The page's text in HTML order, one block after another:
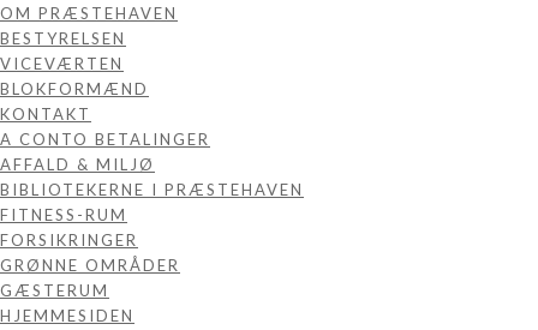
OM PRÆSTEHAVEN
BESTYRELSEN
VICEVÆRTEN
BLOKFORMÆND
KONTAKT
A CONTO BETALINGER
AFFALD & MILJØ
BIBLIOTEKERNE I PRÆSTEHAVEN
FITNESS-RUM
FORSIKRINGER
GRØNNE OMRÅDER
GÆSTERUM
HJEMMESIDEN